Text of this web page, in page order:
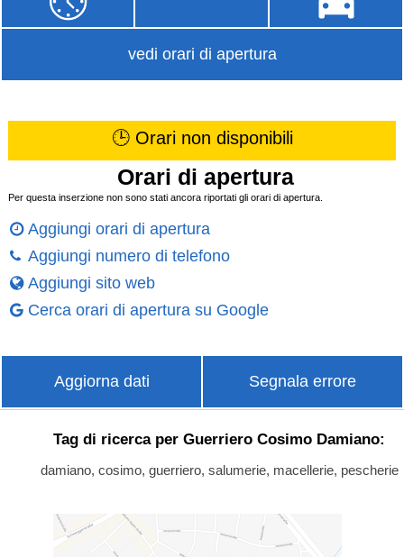
vedi orari di apertura
🕒 Orari non disponibili
Orari di apertura
Per questa inserzione non sono stati ancora riportati gli orari di apertura.
Aggiungi orari di apertura
Aggiungi numero di telefono
Aggiungi sito web
Cerca orari di apertura su Google
Aggiorna dati Segnala errore
Tag di ricerca per Guerriero Cosimo Damiano:
damiano, cosimo, guerriero, salumerie, macellerie, pescherie